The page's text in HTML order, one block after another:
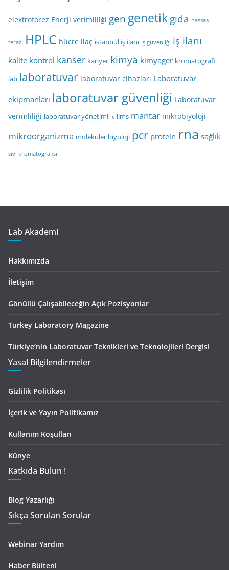
elektroforez Enerji verimliliği gen genetikgıda hassas
terazi HPLC hücre ilaç istanbul iş ilanı iş güvenliği iş ilanı
kalite kontrol kanser kariyer kimya kimyager kromatografi
lab laboratuvar laboratuvar cihazları Laboratuvar
ekipmanları laboratuvar güvenliği Laboratuvar
verimliliği laboratuvar yönetimi lc lims mantar mikrobiyoloji
mikroorganizma moleküler biyoloji pcr protein rna sağlık
sıvı kromatografisi
Lab Akademi
Hakkımızda
İletişim
Gönüllü Çalışabileceğin Açık Pozisyonlar
Turkey Laboratory Magazine
Türkiye’nin Laboratuvar Teknikleri ve Teknolojileri Dergisi
Yasal Bilgilendirmeler
Gizlilik Politikası
İçerik ve Yayın Politikamız
Kullanım Koşulları
Künye
Katkıda Bulun !
Blog Yazarlığı
Sıkça Sorulan Sorular
Webinar Yardım
Haber Bülteni